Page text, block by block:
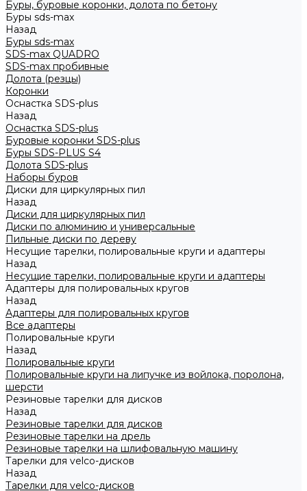
Буры, буровые коронки, долота по бетону
Буры sds-max
Назад
Буры sds-max
SDS-max QUADRO
SDS-max пробивные
Долота (резцы)
Коронки
Оснастка SDS-plus
Назад
Оснастка SDS-plus
Буровые коронки SDS-plus
Буры SDS-PLUS S4
Долота SDS-plus
Наборы буров
Диски для циркулярных пил
Назад
Диски для циркулярных пил
Диски по алюминию и универсальные
Пильные диски по дереву
Несущие тарелки, полировальные круги и адаптеры
Назад
Несущие тарелки, полировальные круги и адаптеры
Адаптеры для полировальных кругов
Назад
Адаптеры для полировальных кругов
Все адаптеры
Полировальные круги
Назад
Полировальные круги
Полировальные круги на липучке из войлока, поролона,
шерсти
Резиновые тарелки для дисков
Назад
Резиновые тарелки для дисков
Резиновые тарелки на дрель
Резиновые тарелки на шлифовальную машину
Тарелки для velco-дисков
Назад
Тарелки для velco-дисков